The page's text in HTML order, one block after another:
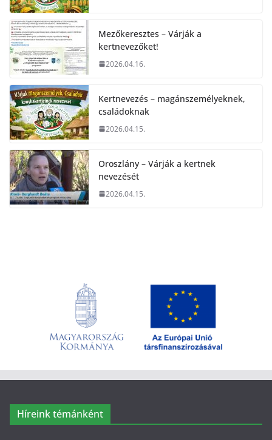
Mezőkeresztes – Várják a
kertnevezőket!
2026.04.16.
Kertnevezés – magánszemélyeknek,
családoknak
2026.04.15.
Oroszlány – Várják a kertnek
nevezését
2026.04.15.
Híreink témánként